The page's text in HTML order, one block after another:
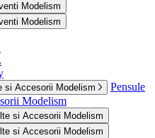
Modelism
Modelism
si Accesorii Modelism
Pensule
Modelism
si Accesorii Modelism
si Accesorii Modelism